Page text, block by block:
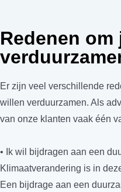
Redenen om
Er zijn veel verschillende
willen verduurzamen. Als
van onze klanten vaak één
• Ik wil bijdragen aan een
Klimaatverandering is in
Een bijdrage aan een